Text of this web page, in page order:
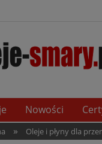
Nowości
» Oleje i płyny dla